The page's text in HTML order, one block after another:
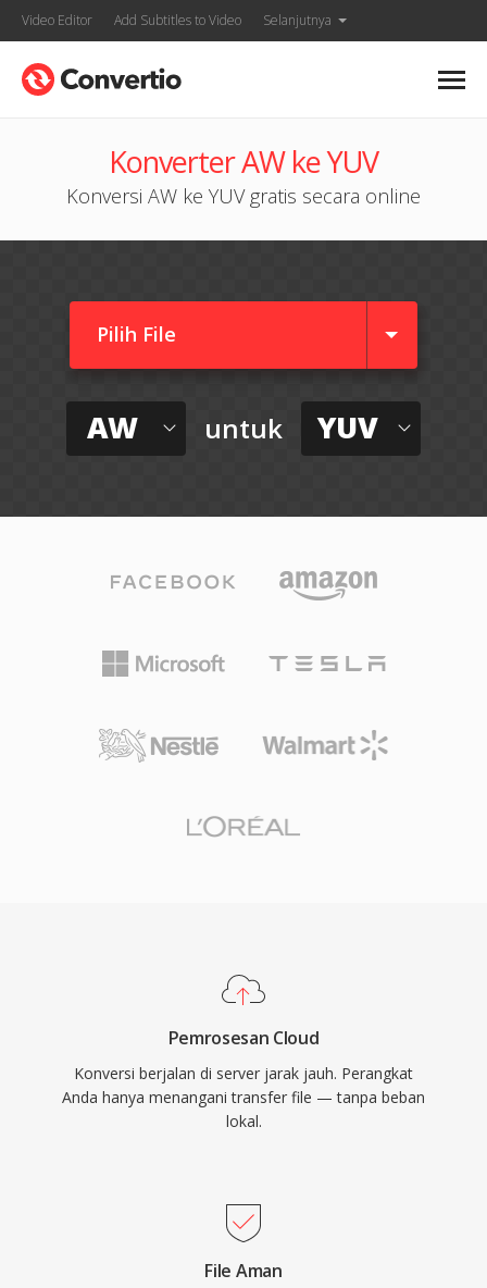
Video Editor Add Subtitles to Video Selanjutnya
Konverter AW ke YUV
Konversi AW ke YUV gratis secara online
Pilih File
AW untuk YUV
Pemrosesan Cloud
Konversi berjalan di server jarak jauh. Perangkat
Anda hanya menangani transfer file — tanpa beban
lokal.
File Aman